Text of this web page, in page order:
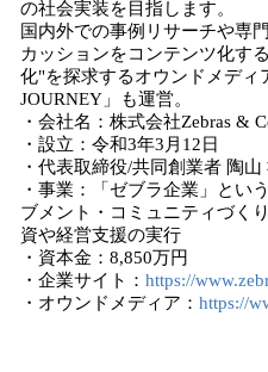
の社会実装を目指します。
国内外での事例リサーチや専
カッションをコンテンツ化す
化"を探求するオウンドメディ
JOURNEY」も運営。
・会社名：株式会社Zebras &
・設立：令和3年3⽉12⽇
・代表取締役/共同創業者 陶
・事業：「ゼブラ企業」とい
ブメント・コミュニティづく
資や経営⽀援の実⾏
・資本金：8,850万円
・企業サイト： https://
・オウンドメディア： https://